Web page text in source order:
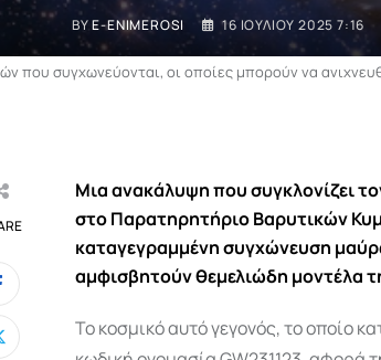
BYE-ENIMEROSI 16 ΙΟΥΛΊΟΥ 2025 7:16
που συγχωνεύονται, οι οποίες μπορούν να
Μια ανακάλυψη που συγκλονίζει
στο Παρατηρητήριο Βαρυτικών
καταγεγραμμένη συγχώνευση
αμφισβητούν θεμελιώδη μοντέλα
Το κοσμικό αυτό γεγονός, το οποίο